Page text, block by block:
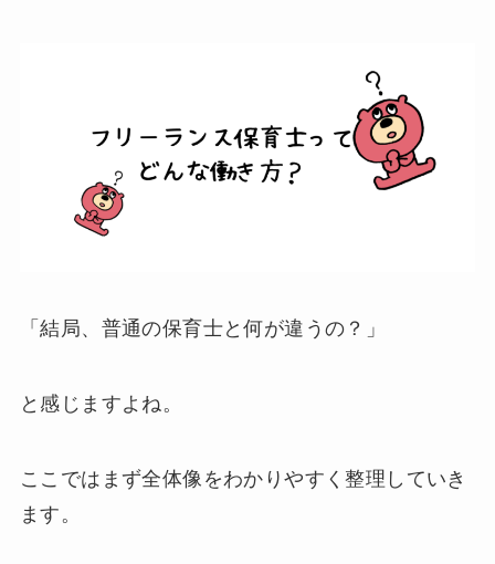
「結局、普通の保育士と何が違うの？」
と感じますよね。
ここではまず全体像をわかりやすく整理していき
ます。